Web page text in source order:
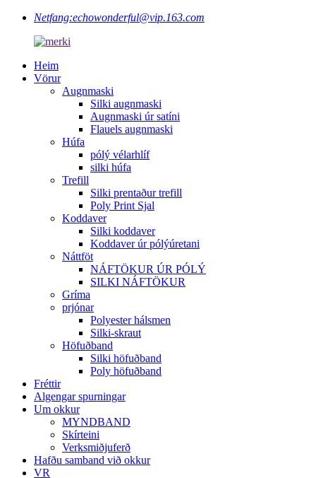
Netfang:echowonderful@vip.163.com
Heim
Vörur
Augnmaski
Silki augnmaski
Augnmaski úr satíni
Flauels augnmaski
Húfa
pólý vélarhlíf
silki húfa
Trefill
Silki prentaður trefill
Poly Print Sjal
Koddaver
Silki koddaver
Koddaver úr pólýúretani
Náttföt
NÁFTÖKUR ÚR PÓLÝ
SILKI NÁFTÖKUR
Gríma
prjónar
Polyester hálsmen
Silki-skraut
Höfuðband
Silki höfuðband
Poly höfuðband
Fréttir
Algengar spurningar
Um okkur
MYNDBAND
Skírteini
Verksmiðjuferð
Hafðu samband við okkur
VR